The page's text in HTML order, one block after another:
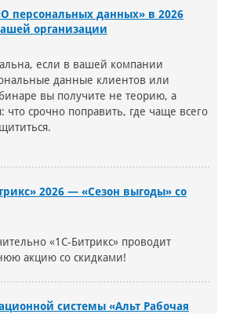
персональных данных» в 2026
организации
если в вашей компании
данные клиентов или
вы получите не теорию, а
что срочно поправить, где чаще всего
2026 — «Сезон выгоды» со
«1С-Битрикс» проводит
акцию со скидками!
системы «Альт Рабочая